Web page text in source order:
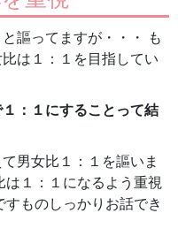
謳ってますが・・・ も
は１：１を目指してい
：１にすることって結
男女比１：１を謳いま
１：１になるよう重視
ものしっかりお話でき